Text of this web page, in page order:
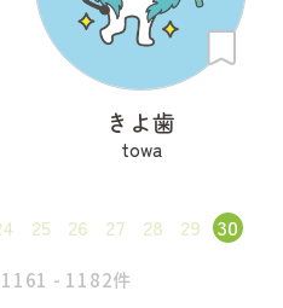
きよ歯
towa
25 26 27 28 29 30
- 1182件